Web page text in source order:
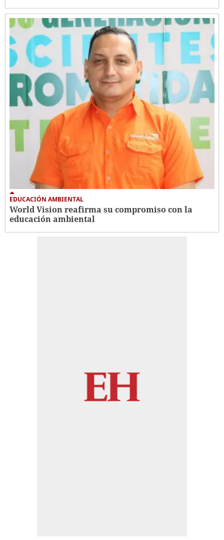
EDUCACIÓN AMBIENTAL
World Vision reafirma su compromiso con la
educación ambiental